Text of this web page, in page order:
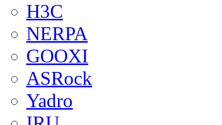
H3C
NERPA
GOOXI
ASRock
Yadro